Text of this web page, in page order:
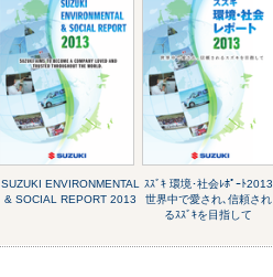
SUZUKI ENVIRONMENTAL
& SOCIAL REPORT 2013
ｽｽﾞｷ 環境･社会ﾚﾎﾟｰﾄ2013
世界中で愛され､信頼され
るｽｽﾞｷを目指して